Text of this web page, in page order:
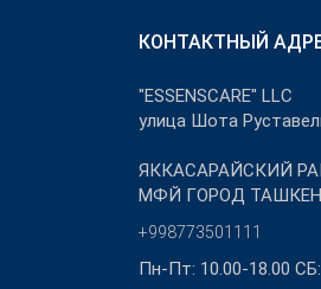
КОНТАКТНЫЙ
"ESSENSCARE" LLC
улица Шота
ЯККАСАРАЙСКИЙ
МФЙ ГОРОД
+998773501111
Пн-Пт: 10.00-18.00